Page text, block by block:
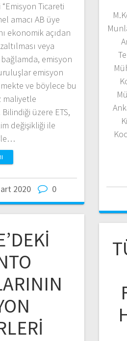
Ticareti
amacı AB üye
ekonomik açıdan
veya
bağlamda, emisyon
emisyon
ve böylece bu
maliyetle
üzere ETS,
değişikliği ile
2020 0